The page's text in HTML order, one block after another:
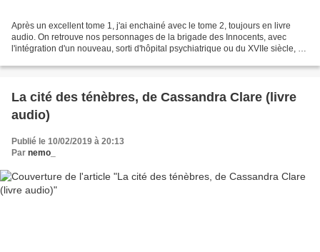
Après un excellent tome 1, j'ai enchainé avec le tome 2, toujours en livre
audio. On retrouve nos personnages de la brigade des Innocents, avec
l'intégration d'un nouveau, sorti d'hôpital psychiatrique ou du XVIIe siècle, au
La cité des ténèbres, de Cassandra Clare (livre
audio)
Publié le 10/02/2019 à 20:13
Par nemo_